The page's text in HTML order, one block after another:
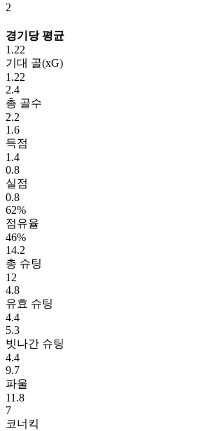
2
경기당 평균
1.22
기대 골(xG)
1.22
2.4
총 골수
2.2
1.6
득점
1.4
0.8
실점
0.8
62%
점유율
46%
14.2
총 슈팅
12
4.8
유효 슈팅
4.4
5.3
빗나간 슈팅
4.4
9.7
파울
11.8
7
코너킥